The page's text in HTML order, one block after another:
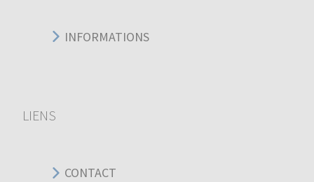
INFORMATIONS
LIENS
CONTACT